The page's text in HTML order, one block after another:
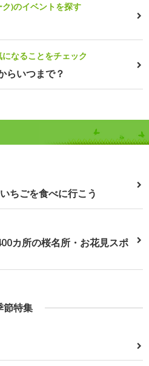
)のイベントを探す
なることをチェック
らいつまで？
ちごを食べに行こう
カ所の桜名所・お花見スポ
節特集